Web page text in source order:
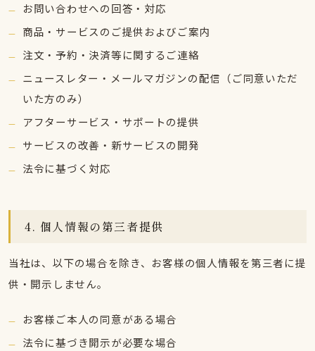
お問い合わせへの回答・対応
商品・サービスのご提供およびご案内
注文・予約・決済等に関するご連絡
ニュースレター・メールマガジンの配信（ご同意いただ
いた方のみ）
アフターサービス・サポートの提供
サービスの改善・新サービスの開発
法令に基づく対応
4. 個人情報の第三者提供
当社は、以下の場合を除き、お客様の個人情報を第三者に提
供・開示しません。
お客様ご本人の同意がある場合
法令に基づき開示が必要な場合